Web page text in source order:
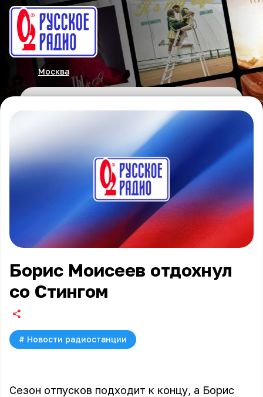
Москва
Борис Моисеев отдохнул
со Стингом
# Новости радиостанции
Сезон отпусков подходит к концу, а Борис